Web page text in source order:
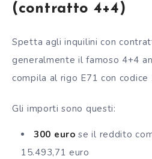
(contratto 4+4)
Spetta agli inquilini con
generalmente il famoso 4+4
compila al rigo E71 con codice
Gli importi sono questi:
300 euro se il reddito
15.493,71 euro